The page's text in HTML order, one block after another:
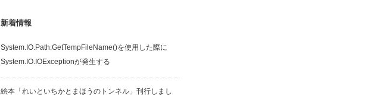
新着情報
System.IO.Path.GetTempFileName()を使用した際に
System.IO.IOExceptionが発生する
絵本「れいといちかとまほうのトンネル」刊行しまし